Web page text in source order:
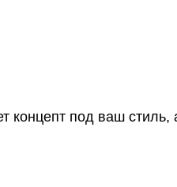
под ваш стиль,